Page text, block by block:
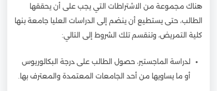
هناك مجموعة من الاشتراطات التي يجب على أن يحققها
الطالب، حتى يستطيع أن ينضم إلى الدراسات العليا جامعة بنها
كلية التمريض، وتنقسم تلك الشروط إلى التالي:
لدراسة الماجستير، حصول الطالب على درجة البكالوريوس
أو ما يساويها من أحد الجامعات المعتمدة والمعترف بها.